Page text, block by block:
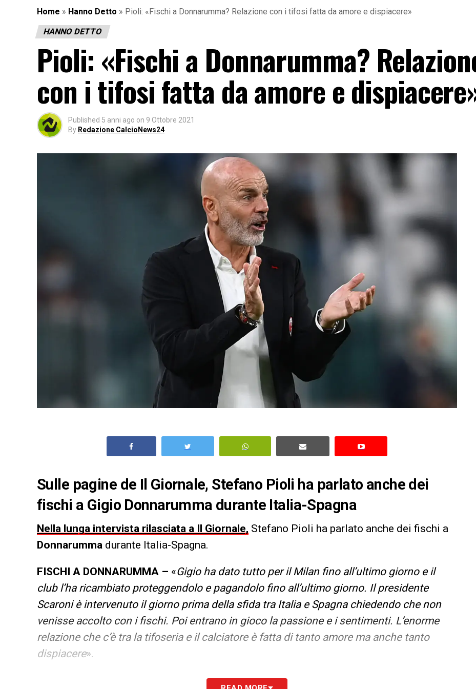
Home » Hanno Detto » Pioli: «Fischi a Donnarumma? Relazione con i tifosi fatta da amore e dispiacere»
HANNO DETTO
Pioli: «Fischi a Donnarumma?
con i tifosi fatta da amore e
Published 5 anni ago on 9 Ottobre 2021
By Redazione CalcioNews24
Sulle pagine de Il Giornale, Stefano Pioli ha parlato anche dei
fischi a Gigio Donnarumma durante Italia-Spagna
Nella lunga intervista rilasciata a Il Giornale, Stefano Pioli ha parlato anche dei fischi a
Donnarumma durante Italia-Spagna.
FISCHI A DONNARUMMA – «Gigio ha dato tutto per il Milan fino all’ultimo giorno e il
club l’ha ricambiato proteggendolo e pagandolo fino all’ultimo giorno. Il presidente
Scaroni è intervenuto il giorno prima della sfida tra Italia e Spagna chiedendo che non
venisse accolto con i fischi. Poi entrano in gioco la passione e i sentimenti. L’enorme
relazione che c’è tra la tifoseria e il calciatore è fatta di tanto amore ma anche tanto
dispiacere».
LA PLAYLIST DELLE NOSTRE TOP NEWS